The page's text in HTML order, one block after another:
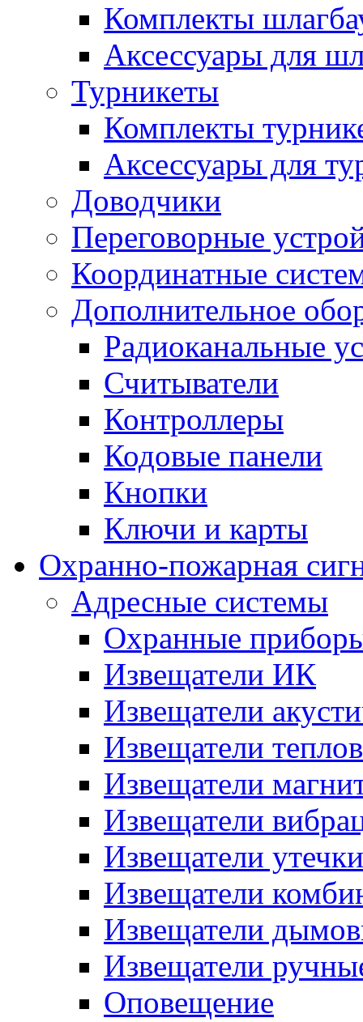
Комплекты
Аксессуары для
Турникеты
Комплекты
Аксессуары для
Доводчики
Переговорные
Координатные
Дополнительное
Радиоканальные
Считыватели
Контроллеры
Кодовые панели
Кнопки
Ключи и карты
Охранно-пожарная
Адресные системы
Охранные
Извещатели ИК
Извещатели
Извещатели
Извещатели
Извещатели
Извещатели утечки
Извещатели
Извещатели
Извещатели
Оповещение